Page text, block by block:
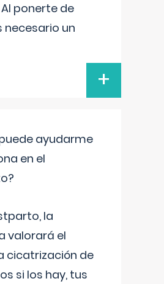
ponerte de
necesario un
+
ayudarme
en el
la
valorará el
cicatrización de
si los hay, tus